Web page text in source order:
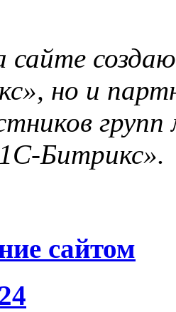
сайте
но и
Битрикс».
сайтом